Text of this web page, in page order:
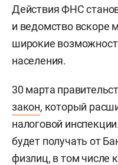
Действия ФНС
и ведомство вскоре
широкие
населения.
30 марта
закон, который
налоговой
будет получать от
физлиц, в том числе